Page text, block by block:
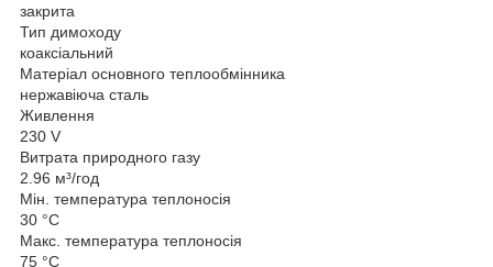
закрита
Тип димоходу
коаксіальний
Матеріал основного теплообмінника
нержавіюча сталь
Живлення
230 V
Витрата природного газу
2.96 м³/год
Мін. температура теплоносія
30 °C
Макс. температура теплоносія
75 °C